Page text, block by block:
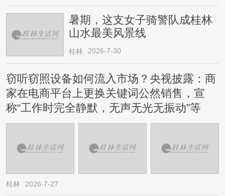
暑期，这支女子骑警队成桂林
山水最美风景线
桂林 2026-7-30
窃听窃照设备如何流入市场？央视披露：商
家在电商平台上更换关键词公然销售，宣
称“工作时完全静默，无声无光无振动”等
桂林 2026-7-27